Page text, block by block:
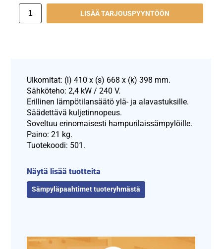
LISÄÄ TARJOUSPYYNTÖÖN
Ulkomitat: (l) 410 x (s) 668 x (k) 398 mm.
Sähköteho: 2,4 kW / 240 V.
Erillinen lämpötilansäätö ylä- ja alavastuksille.
Säädettävä kuljetinnopeus.
Soveltuu erinomaisesti hampurilaissämpylöille.
Paino: 21 kg.
Tuotekoodi: 501.
Näytä lisää tuotteita
Sämpyläpaahtimet tuoteryhmästä